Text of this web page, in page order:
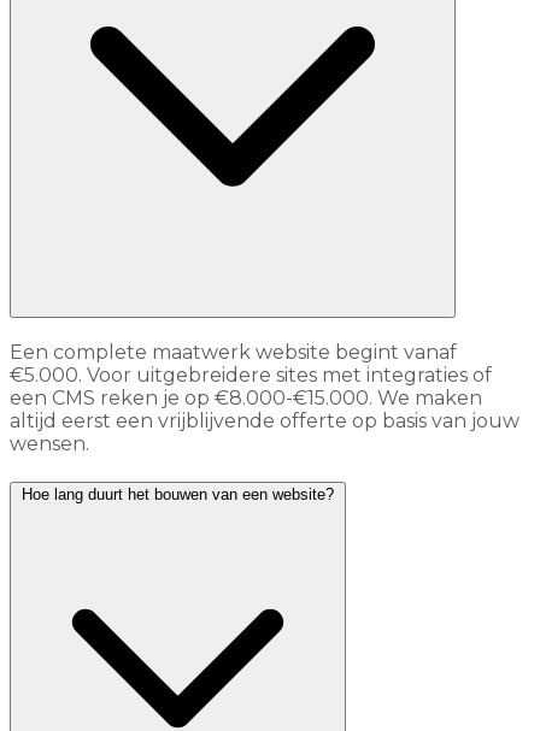
Een complete maatwerk website begint vanaf
€5.000. Voor uitgebreidere sites met integraties of
een CMS reken je op €8.000-€15.000. We maken
altijd eerst een vrijblijvende offerte op basis van jouw
wensen.
Hoe lang duurt het bouwen van een website?